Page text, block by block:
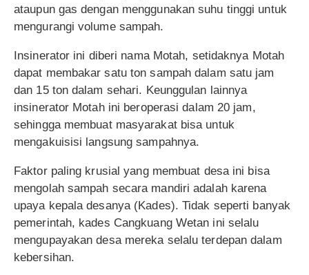
ataupun gas dengan menggunakan suhu tinggi untuk
mengurangi volume sampah.
Insinerator ini diberi nama Motah, setidaknya Motah
dapat membakar satu ton sampah dalam satu jam
dan 15 ton dalam sehari. Keunggulan lainnya
insinerator Motah ini beroperasi dalam 20 jam,
sehingga membuat masyarakat bisa untuk
mengakuisisi langsung sampahnya.
Faktor paling krusial yang membuat desa ini bisa
mengolah sampah secara mandiri adalah karena
upaya kepala desanya (Kades). Tidak seperti banyak
pemerintah, kades Cangkuang Wetan ini selalu
mengupayakan desa mereka selalu terdepan dalam
kebersihan.